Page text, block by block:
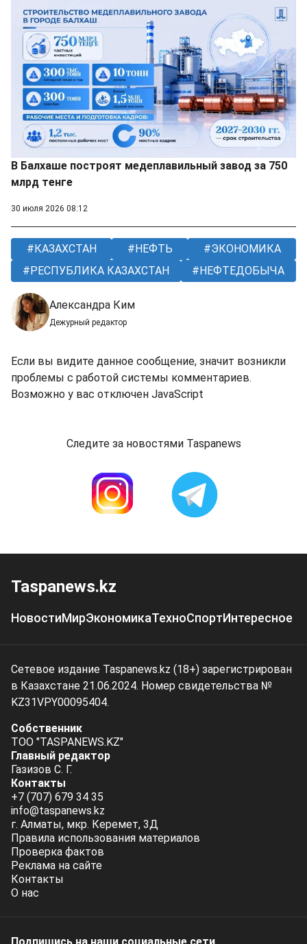
В Балхаше построят медеплавильный завод за 750
млрд тенге
30 июля 2026 08:12
КАЗАХСТАН НЕФТЬ
ЭКОНОМИКА
РЕСПУБЛИКА КАЗАХСТАН
НЕФТЕДОБЫЧА
Александра Ким
Дежурный редактор
Если вы видите данное сообщение, значит возникли
проблемы с работой системы комментариев.
Возможно у вас отключен JavaScript
Следите за новостями Taspanews
Taspanews.kz
НовостиМирЭкономикаТехноСпортИнтересное
Сетевое издание Taspanews.kz (18+) зарегистрирован
в Казахстане 21.06.2024. Номер свидетельства №
KZ31VPY00095404.
Собственник
ТОО "TASPANEWS.KZ"
Главный редактор
Газизов С. Г.
Контакты
+7 (707) 679 34 35
info@taspanews.kz
г. Алматы, мкр. Керемет, 3Д
Правила использования материалов
Проверка фактов
Реклама на сайте
Контакты
О нас
Подпишись на наши социальные cети